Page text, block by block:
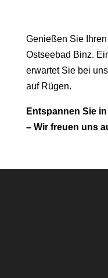
Genießen Sie
Ostseebad Binz.
erwartet Sie bei
auf Rügen.
Entspannen Sie
– Wir freuen uns